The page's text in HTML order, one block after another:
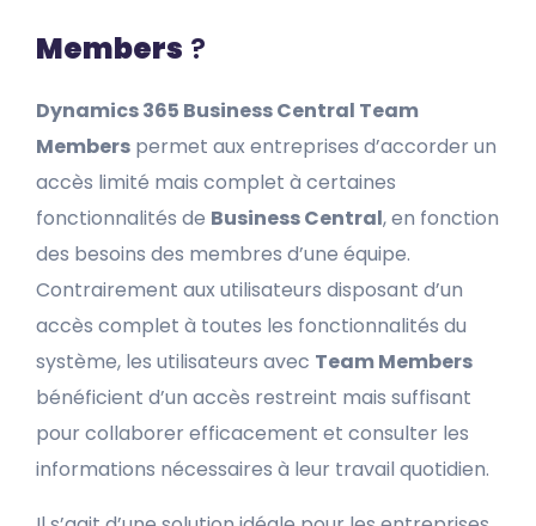
Members ?
Dynamics 365 Business Central Team
Members permet aux entreprises d’accorder un
accès limité mais complet à certaines
fonctionnalités de Business Central, en fonction
des besoins des membres d’une équipe.
Contrairement aux utilisateurs disposant d’un
accès complet à toutes les fonctionnalités du
système, les utilisateurs avec Team Members
bénéficient d’un accès restreint mais suffisant
pour collaborer efficacement et consulter les
informations nécessaires à leur travail quotidien.